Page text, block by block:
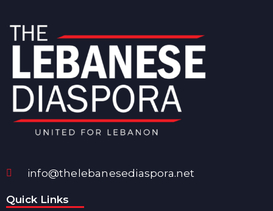
info@thelebanesediaspora.net
Quick Links